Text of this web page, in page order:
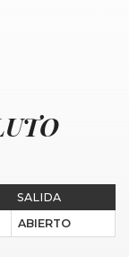
SALIDA
ABIERTO